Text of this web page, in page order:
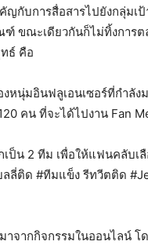
กับการสื่อสารไปยังกลุ่มเ
ขณะเดียวกันก็ไม่ทิ้งการ
ธ์ คือ
งหนุ่มอินฟลูเอนเซอร์ที่กำลั
คน ที่จะได้ไปงาน Fan
เป็น 2 ทีม เพื่อให้แฟนคลับ
ลี่ติด #ทีมแข็ง รีทวีตติด
าจากกิจกรรมในออนไลน์ โ